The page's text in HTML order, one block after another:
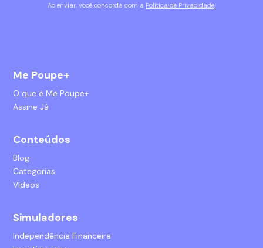
Ao enviar, você concorda com a Política de Privacidade
Me Poupe+
O que é Me Poupe+
Assine Já
Conteúdos
Blog
Categorias
Vídeos
Simuladores
Independência Financeira